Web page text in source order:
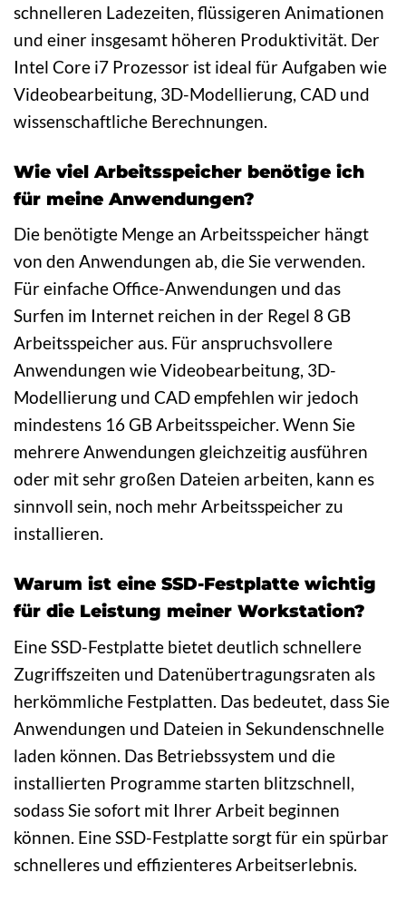
schnelleren Ladezeiten, flüssigeren Animationen
und einer insgesamt höheren Produktivität. Der
Intel Core i7 Prozessor ist ideal für Aufgaben wie
Videobearbeitung, 3D-Modellierung, CAD und
wissenschaftliche Berechnungen.
Wie viel Arbeitsspeicher benötige ich
für meine Anwendungen?
Die benötigte Menge an Arbeitsspeicher hängt
von den Anwendungen ab, die Sie verwenden.
Für einfache Office-Anwendungen und das
Surfen im Internet reichen in der Regel 8 GB
Arbeitsspeicher aus. Für anspruchsvollere
Anwendungen wie Videobearbeitung, 3D-
Modellierung und CAD empfehlen wir jedoch
mindestens 16 GB Arbeitsspeicher. Wenn Sie
mehrere Anwendungen gleichzeitig ausführen
oder mit sehr großen Dateien arbeiten, kann es
sinnvoll sein, noch mehr Arbeitsspeicher zu
installieren.
Warum ist eine SSD-Festplatte wichtig
für die Leistung meiner Workstation?
Eine SSD-Festplatte bietet deutlich schnellere
Zugriffszeiten und Datenübertragungsraten als
herkömmliche Festplatten. Das bedeutet, dass Sie
Anwendungen und Dateien in Sekundenschnelle
laden können. Das Betriebssystem und die
installierten Programme starten blitzschnell,
sodass Sie sofort mit Ihrer Arbeit beginnen
können. Eine SSD-Festplatte sorgt für ein spürbar
schnelleres und effizienteres Arbeitserlebnis.